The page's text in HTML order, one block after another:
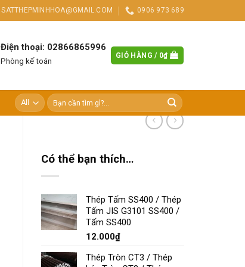
SATTHEPMINHHOA@GMAIL.COM 0906 973 689
Điện thoại: 02866865996
Phòng kế toán
GIỎ HÀNG / 0₫
Tìm
kiếm:
Có thể bạn thích…
Thép Tấm SS400 / Thép
Tấm JIS G3101 SS400 /
Tấm SS400
12.000₫
Thép Tròn CT3 / Thép